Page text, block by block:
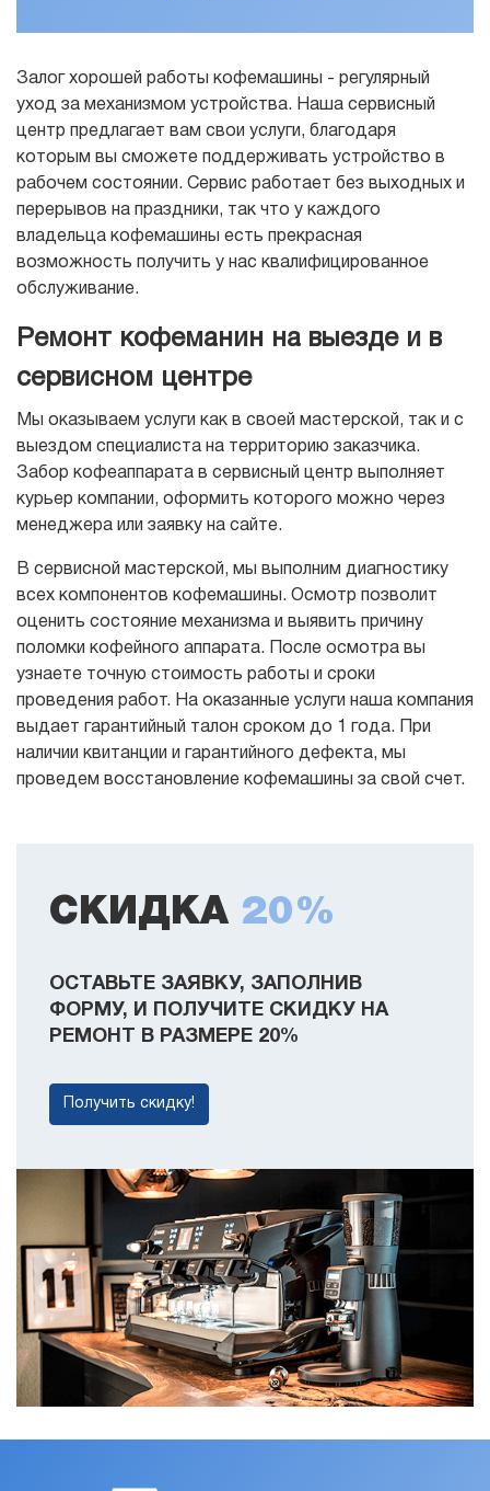
Залог хорошей работы кофемашины - регулярный
уход за механизмом устройства. Наша сервисный
центр предлагает вам свои услуги, благодаря
которым вы сможете поддерживать устройство в
рабочем состоянии. Сервис работает без выходных и
перерывов на праздники, так что у каждого
владельца кофемашины есть прекрасная
возможность получить у нас квалифицированное
обслуживание.
Ремонт кофеманин на выезде и в
сервисном центре
Мы оказываем услуги как в своей мастерской, так и с
выездом специалиста на территорию заказчика.
Забор кофеаппарата в сервисный центр выполняет
курьер компании, оформить которого можно через
менеджера или заявку на сайте.
В сервисной мастерской, мы выполним диагностику
всех компонентов кофемашины. Осмотр позволит
оценить состояние механизма и выявить причину
поломки кофейного аппарата. После осмотра вы
узнаете точную стоимость работы и сроки
проведения работ. На оказанные услуги наша компания
выдает гарантийный талон сроком до 1 года. При
наличии квитанции и гарантийного дефекта, мы
проведем восстановление кофемашины за свой счет.
СКИДКА 20%
ОСТАВЬТЕ ЗАЯВКУ, ЗАПОЛНИВ
ФОРМУ, И ПОЛУЧИТЕ СКИДКУ НА
РЕМОНТ В РАЗМЕРЕ 20%
Получить скидку!